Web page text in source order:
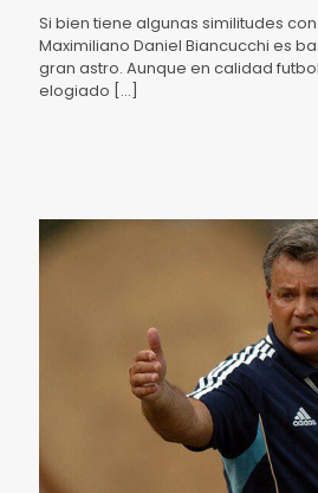
Si bien tiene algunas similitudes
Maximiliano Daniel Biancucchi es
gran astro. Aunque en calidad
elogiado […]